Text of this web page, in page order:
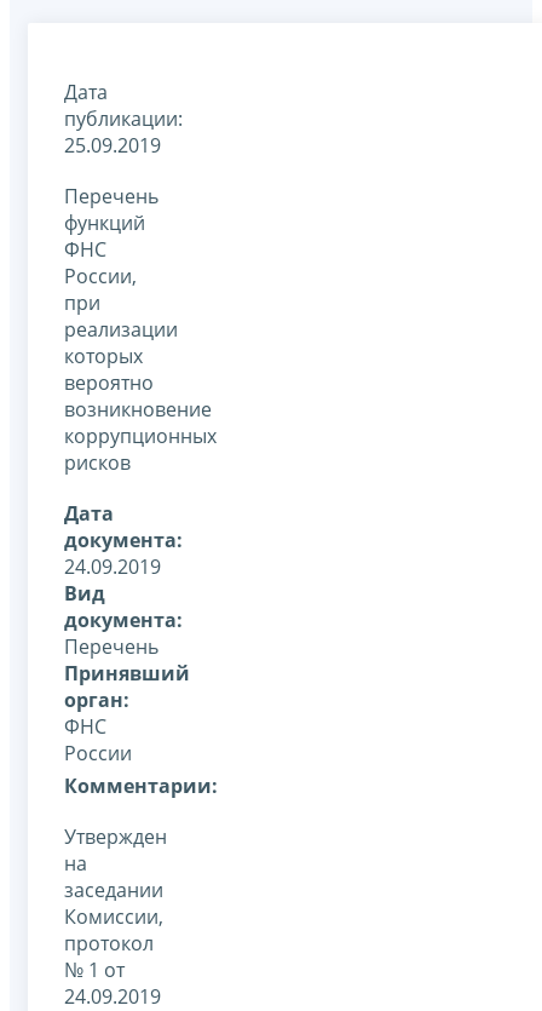
Дата
публикации:
25.09.2019
Перечень
функций
ФНС
России,
при
реализации
которых
вероятно
возникновение
коррупционных
рисков
Дата
документа:
24.09.2019
Вид
документа:
Перечень
Принявший
орган:
ФНС
России
Комментарии:
Утвержден
на
заседании
Комиссии,
протокол
№ 1 от
24.09.2019